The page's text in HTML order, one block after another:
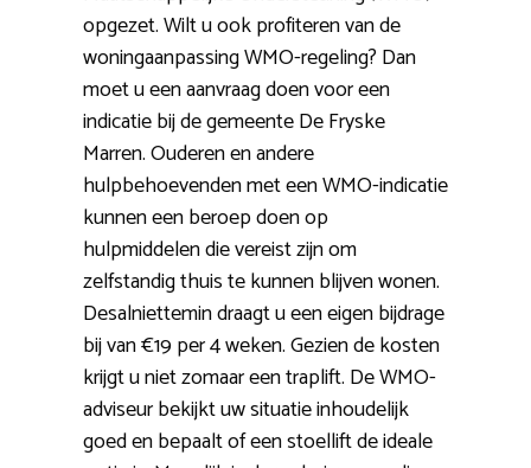
opgezet. Wilt u ook profiteren van de
woningaanpassing WMO-regeling? Dan
moet u een aanvraag doen voor een
indicatie bij de gemeente De Fryske
Marren. Ouderen en andere
hulpbehoevenden met een WMO-indicatie
kunnen een beroep doen op
hulpmiddelen die vereist zijn om
zelfstandig thuis te kunnen blijven wonen.
Desalniettemin draagt u een eigen bijdrage
bij van €19 per 4 weken. Gezien de kosten
krijgt u niet zomaar een traplift. De WMO-
adviseur bekijkt uw situatie inhoudelijk
goed en bepaalt of een stoellift de ideale